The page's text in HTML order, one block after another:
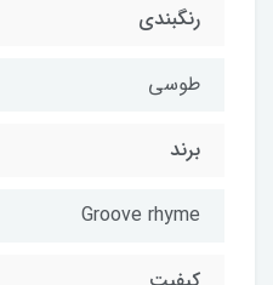
رنگبندی
طوسی
برند
Groove rhyme